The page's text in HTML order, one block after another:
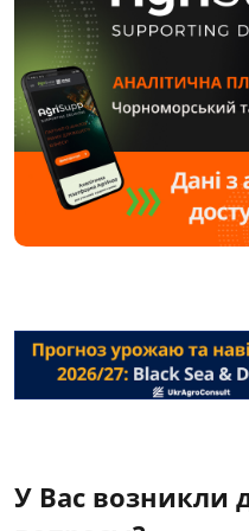
У Вас возникли